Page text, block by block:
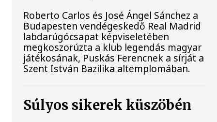
Roberto Carlos és José Ángel Sánchez a
Budapesten vendégeskedő Real Madrid
labdarúgócsapat képviseletében
megkoszorúzta a klub legendás magyar
játékosának, Puskás Ferencnek a sírját a
Szent István Bazilika altemplomában.
Súlyos sikerek küszöbén